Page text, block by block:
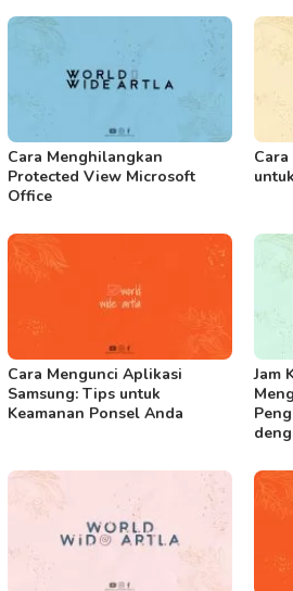
Cara Menghilangkan
Protected View Microsoft
Office
Cara Mengunci Aplikasi
Samsung: Tips untuk
Keamanan Ponsel Anda
Jam